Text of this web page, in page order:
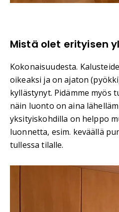
Mistä olet erityisen
Kokonaisuudesta.
oikeaksi ja on ajaton
kyllästynyt. Pidämme myös
näin luonto on aina
yksityiskohdilla on helppo
luonnetta, esim. keväällä
tullessa tilalle.